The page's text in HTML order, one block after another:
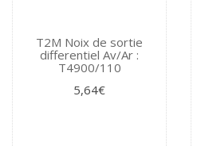
T2M Noix de sortie
differentiel Av/Ar :
T4900/110
5,64€